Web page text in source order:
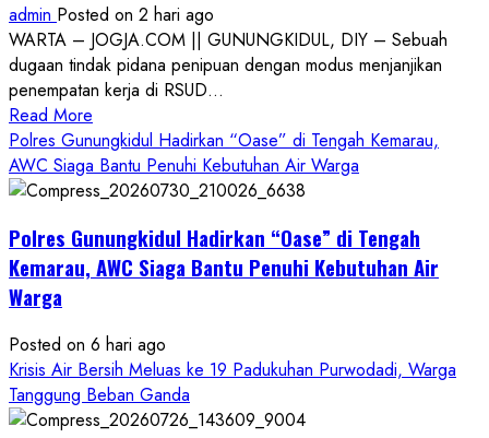
admin Posted on 2 hari ago
WARTA – JOGJA.COM || GUNUNGKIDUL, DIY – Sebuah
dugaan tindak pidana penipuan dengan modus menjanjikan
penempatan kerja di RSUD...
Read More
more
about
Dugaan
Masuk
Kerja
Seret
Oknum
Wartawan
Polres Gunungkidul Hadirkan “Oase” di Tengah Kemarau,
AWC Siaga Bantu Penuhi Kebutuhan Air Warga
Polres Gunungkidul Hadirkan “Oase” di Tengah
Kemarau, AWC Siaga Bantu Penuhi Kebutuhan Air
Warga
Posted on 6 hari ago
Krisis Air Bersih Meluas ke 19 Padukuhan Purwodadi, Warga
Tanggung Beban Ganda